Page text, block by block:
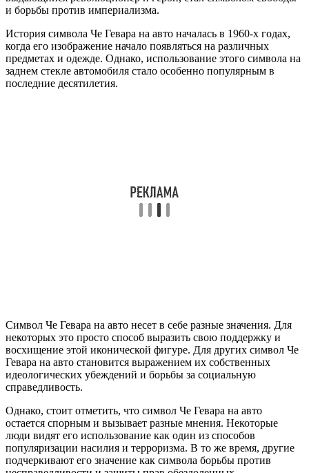
и борьбы против империализма.
История символа Че Гевара на авто началась в 1960-х годах,
когда его изображение начало появляться на различных
предметах и одежде. Однако, использование этого символа на
заднем стекле автомобиля стало особенно популярным в
последние десятилетия.
Символ Че Гевара на авто несет в себе разные значения. Для
некоторых это просто способ выразить свою поддержку и
восхищение этой иконической фигуре. Для других символ Че
Гевара на авто становится выражением их собственных
идеологических убеждений и борьбы за социальную
справедливость.
Однако, стоит отметить, что символ Че Гевара на авто
остается спорным и вызывает разные мнения. Некоторые
люди видят его использование как один из способов
популяризации насилия и терроризма. В то же время, другие
подчеркивают его значение как символа борьбы против